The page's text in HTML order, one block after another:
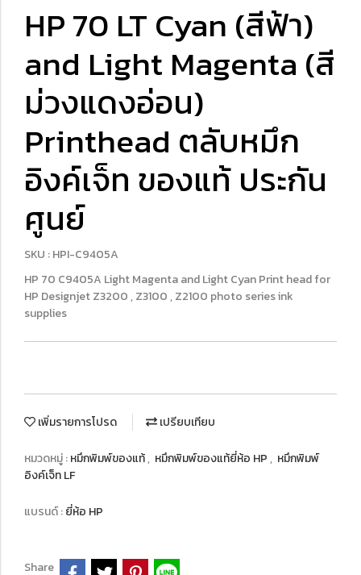
HP 70 LT Cyan (สีฟ้า)
and Light Magenta (สี
ม่วงแดงอ่อน)
Printhead ตลับหมึก
อิงค์เจ็ท ของแท้ ประกัน
ศูนย์
SKU : HPI-C9405A
HP 70 C9405A Light Magenta and Light Cyan Print head for
HP Designjet Z3200 , Z3100 , Z2100 photo series ink
supplies
เพิ่มรายการโปรด เปรียบเทียบ
หมวดหมู่ :หมึกพิมพ์ของแท้, หมึกพิมพ์ของแท้ยี่ห้อ HP , หมึกพิมพ์
อิงค์เจ็ท LF
แบรนด์ :ยี่ห้อ HP
Share